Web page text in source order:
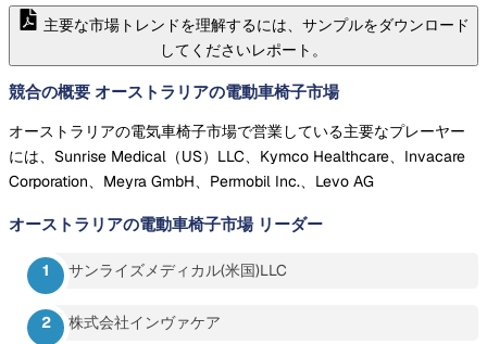
主要な市場トレンドを理解するには、サンプルをダウンロード
してくださいレポート。
競合の概要 オーストラリアの電動車椅子市場
オーストラリアの電気車椅子市場で営業している主要なプレーヤー
には、Sunrise Medical（US）LLC、Kymco Healthcare、Invacare
Corporation、Meyra GmbH、Permobil Inc.、Levo AG
オーストラリアの電動車椅子市場 リーダー
サンライズメディカル(米国)LLC
株式会社インヴァケア